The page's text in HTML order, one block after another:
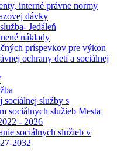
interné právne normy
dávky
Jedáleň
náklady
príspevkov pre výkon
ochrany detí a sociálnej
sociálnej služby s
sociálnych služieb Mesta
- 2026
sociálnych služieb v
2032